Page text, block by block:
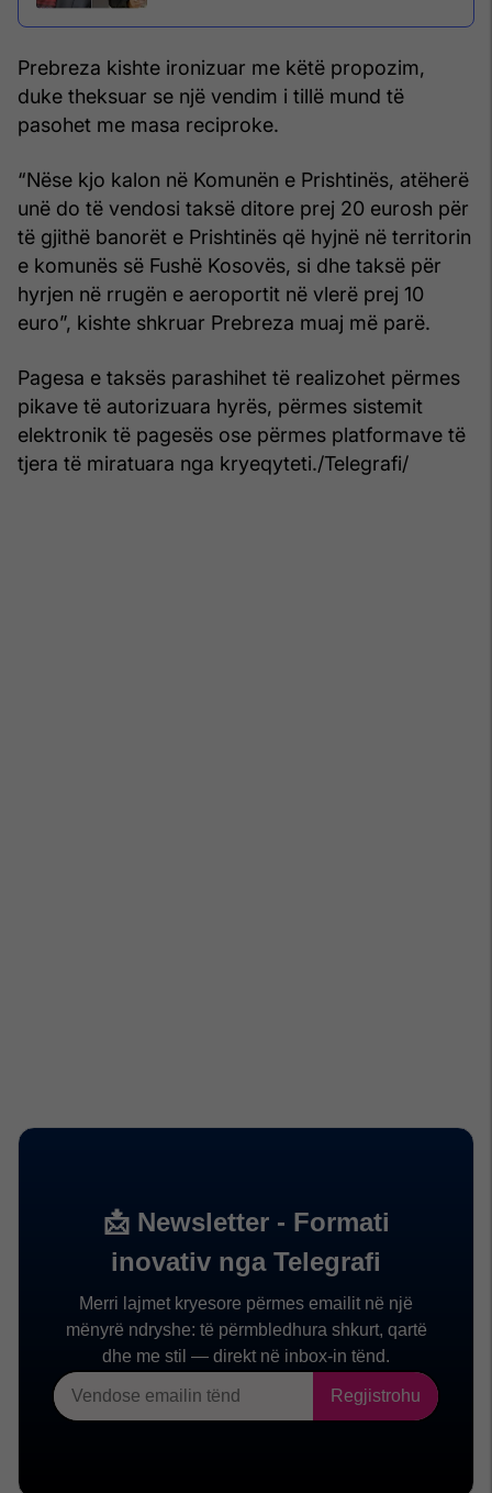
Prebreza kishte ironizuar me këtë propozim,
duke theksuar se një vendim i tillë mund të
pasohet me masa reciproke.
“Nëse kjo kalon në Komunën e Prishtinës, atëherë
unë do të vendosi taksë ditore prej 20 eurosh për
të gjithë banorët e Prishtinës që hyjnë në territorin
e komunës së Fushë Kosovës, si dhe taksë për
hyrjen në rrugën e aeroportit në vlerë prej 10
euro”, kishte shkruar Prebreza muaj më parë.
Pagesa e taksës parashihet të realizohet përmes
pikave të autorizuara hyrës, përmes sistemit
elektronik të pagesës ose përmes platformave të
tjera të miratuara nga kryeqyteti./Telegrafi/